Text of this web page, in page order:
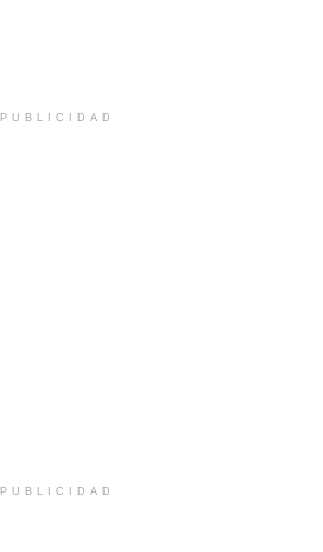
PUBLICIDAD
PUBLICIDAD